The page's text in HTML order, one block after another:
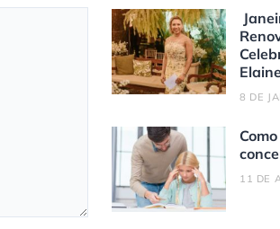
8 DE
11 DE